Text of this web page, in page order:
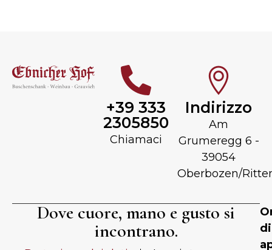
+39 333
2305850
Chiamaci
Indirizzo
Am
Grumeregg 6 -
39054
Oberbozen/
Dove cuore, mano e gusto si
incontrano.
di